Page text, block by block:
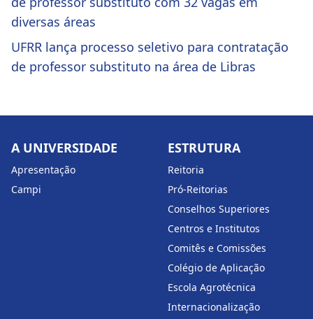
diversas áreas
UFRR lança processo seletivo para contratação
de professor substituto na área de Libras
A UNIVERSIDADE
Apresentação
Campi
ESTRUTURA
Reitoria
Pró-Reitorias
Conselhos Superiores
Centros e Institutos
Comitês e Comissões
Colégio de Aplicação
Escola Agrotécnica
Internacionalização